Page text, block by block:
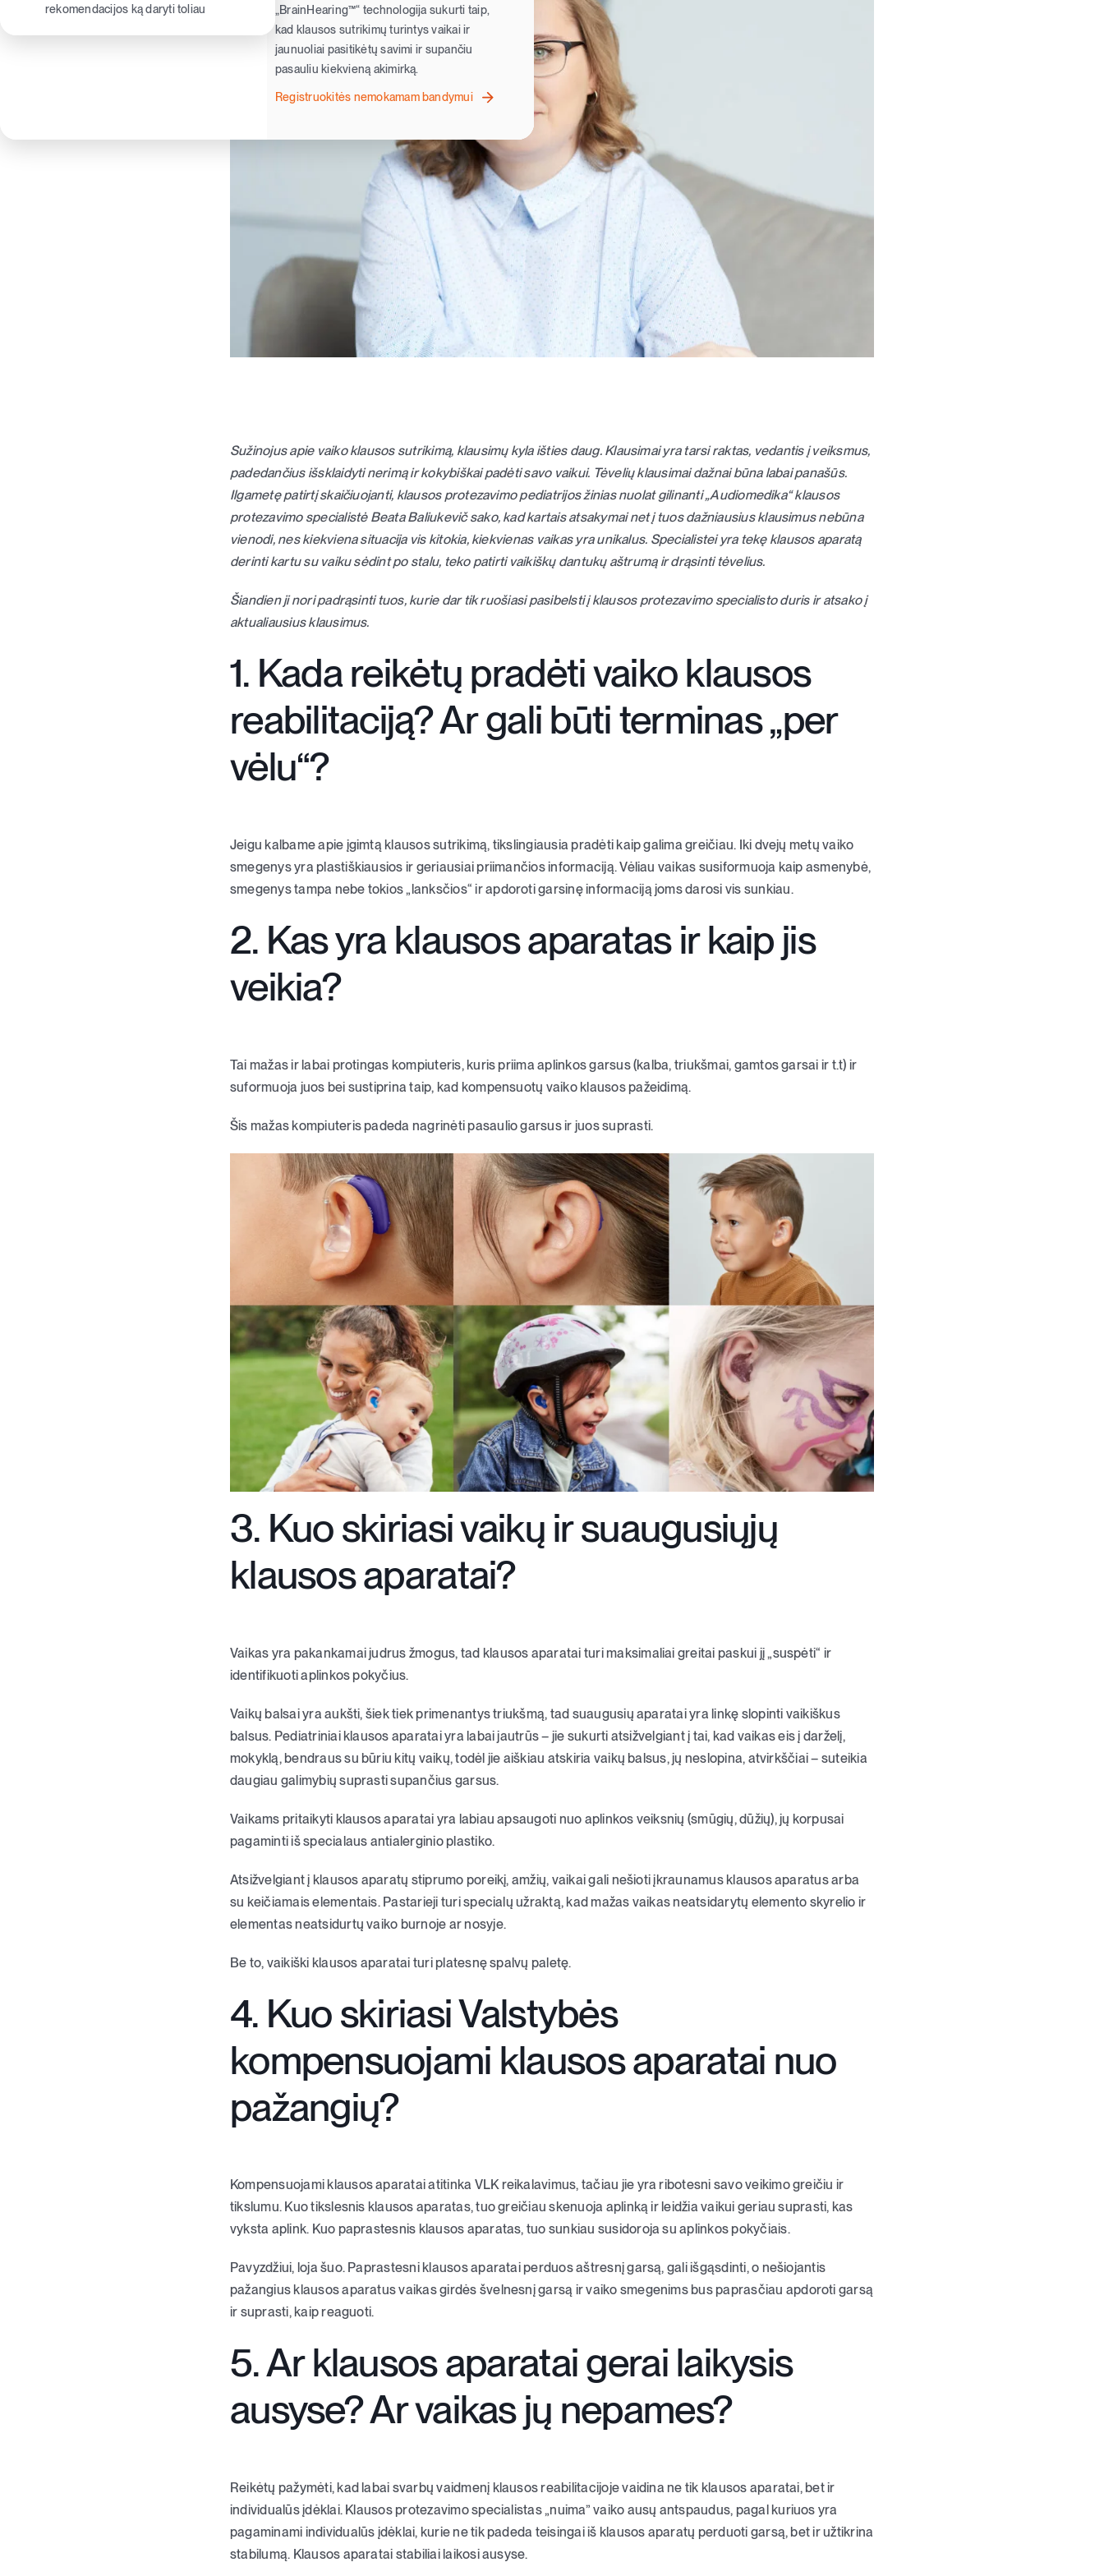
Sužinojus apie vaiko klausos sutrikimą, klausimų kyla išties daug. Klausimai yra tarsi raktas, vedantis į veiksmus,
padedančius išsklaidyti nerimą ir kokybiškai padėti savo vaikui. Tėvelių klausimai dažnai būna labai panašūs.
Ilgametę patirtį skaičiuojanti, klausos protezavimo pediatrijos žinias nuolat gilinanti „Audiomedika“ klausos
protezavimo specialistė Beata Baliukevič sako, kad kartais atsakymai net į tuos dažniausius klausimus nebūna
vienodi, nes kiekviena situacija vis kitokia, kiekvienas vaikas yra unikalus. Specialistei yra tekę klausos aparatą
derinti kartu su vaiku sėdint po stalu, teko patirti vaikiškų dantukų aštrumą ir drąsinti tėvelius.
Šiandien ji nori padrąsinti tuos, kurie dar tik ruošiasi pasibelsti į klausos protezavimo specialisto duris ir atsako į
aktualiausius klausimus.
1. Kada reikėtų pradėti vaiko klausos
reabilitaciją? Ar gali būti terminas „per
vėlu“?
Jeigu kalbame apie įgimtą klausos sutrikimą, tikslingiausia pradėti kaip galima greičiau. Iki dvejų metų vaiko
smegenys yra plastiškiausios ir geriausiai priimančios informaciją. Vėliau vaikas susiformuoja kaip asmenybė,
smegenys tampa nebe tokios „lanksčios“ ir apdoroti garsinę informaciją joms darosi vis sunkiau.
2. Kas yra klausos aparatas ir kaip jis
veikia?
Tai mažas ir labai protingas kompiuteris, kuris priima aplinkos garsus (kalba, triukšmai, gamtos garsai ir t.t) ir
suformuoja juos bei sustiprina taip, kad kompensuotų vaiko klausos pažeidimą.
Šis mažas kompiuteris padeda nagrinėti pasaulio garsus ir juos suprasti.
3. Kuo skiriasi vaikų ir suaugusiųjų
klausos aparatai?
Vaikas yra pakankamai judrus žmogus, tad klausos aparatai turi maksimaliai greitai paskui jį „suspėti“ ir
identifikuoti aplinkos pokyčius.
Vaikų balsai yra aukšti, šiek tiek primenantys triukšmą, tad suaugusių aparatai yra linkę slopinti vaikiškus
balsus. Pediatriniai klausos aparatai yra labai jautrūs – jie sukurti atsižvelgiant į tai, kad vaikas eis į darželį,
mokyklą, bendraus su būriu kitų vaikų, todėl jie aiškiau atskiria vaikų balsus, jų neslopina, atvirkščiai – suteikia
daugiau galimybių suprasti supančius garsus.
Vaikams pritaikyti klausos aparatai yra labiau apsaugoti nuo aplinkos veiksnių (smūgių, dūžių), jų korpusai
pagaminti iš specialaus antialerginio plastiko.
Atsižvelgiant į klausos aparatų stiprumo poreikį, amžių, vaikai gali nešioti įkraunamus klausos aparatus arba
su keičiamais elementais. Pastarieji turi specialų užraktą, kad mažas vaikas neatsidarytų elemento skyrelio ir
elementas neatsidurtų vaiko burnoje ar nosyje.
Be to, vaikiški klausos aparatai turi platesnę spalvų paletę.
4. Kuo skiriasi Valstybės
kompensuojami klausos aparatai nuo
pažangių?
Kompensuojami klausos aparatai atitinka VLK reikalavimus, tačiau jie yra ribotesni savo veikimo greičiu ir
tikslumu. Kuo tikslesnis klausos aparatas, tuo greičiau skenuoja aplinką ir leidžia vaikui geriau suprasti, kas
vyksta aplink. Kuo paprastesnis klausos aparatas, tuo sunkiau susidoroja su aplinkos pokyčiais.
Pavyzdžiui, loja šuo. Paprastesni klausos aparatai perduos aštresnį garsą, gali išgąsdinti, o nešiojantis
pažangius klausos aparatus vaikas girdės švelnesnį garsą ir vaiko smegenims bus paprasčiau apdoroti garsą
ir suprasti, kaip reaguoti.
5. Ar klausos aparatai gerai laikysis
ausyse? Ar vaikas jų nepames?
Reikėtų pažymėti, kad labai svarbų vaidmenį klausos reabilitacijoje vaidina ne tik klausos aparatai, bet ir
individualūs įdėklai. Klausos protezavimo specialistas „nuima” vaiko ausų antspaudus, pagal kuriuos yra
pagaminami individualūs įdėklai, kurie ne tik padeda teisingai iš klausos aparatų perduoti garsą, bet ir užtikrina
stabilumą. Klausos aparatai stabiliai laikosi ausyse.
„BrainHearing™“ technologija sukurti taip,
kad klausos sutrikimų turintys vaikai ir
jaunuoliai pasitikėtų savimi ir supančiu
pasauliu kiekvieną akimirką.
Registruokitės nemokamam bandymui
rekomendacijos ką daryti toliau